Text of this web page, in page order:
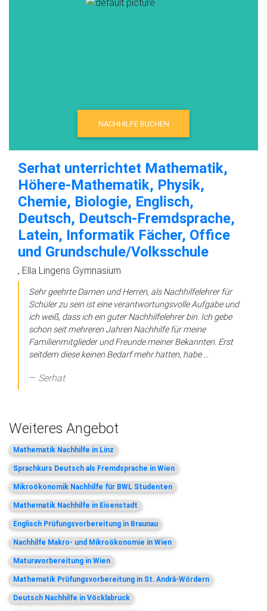
NACHHILFE BUCHEN
Serhat unterrichtet Mathematik,
Höhere-Mathematik, Physik,
Chemie, Biologie, Englisch,
Deutsch, Deutsch-Fremdsprache,
Latein, Informatik Fächer, Office
und Grundschule/Volksschule
, Ella Lingens Gymnasium
Sehr geehrte Damen und Herren, als Nachhilfelehrer für
Schüler zu sein ist eine verantwortungsvolle Aufgabe und
ich weiß, dass ich ein guter Nachhilfelehrer bin. Ich gebe
schon seit mehreren Jahren Nachhilfe für meine
Familienmitglieder und Freunde meiner Bekannten. Erst
seitdem diese keinen Bedarf mehr hatten, habe ...
Serhat
Weiteres Angebot
Mathematik Nachhilfe in Linz
Sprachkurs Deutsch als Fremdsprache in Wien
Mikroökonomik Nachhilfe für BWL Studenten
Mathematik Nachhilfe in Eisenstadt
Englisch Prüfungsvorbereitung in Braunau
Nachhilfe Makro- und Mikroökonomie in Wien
Maturavorbereitung in Wien
Mathematik Prüfungsvorbereitung in St. Andrä-Wördern
Deutsch Nachhilfe in Vöcklabruck